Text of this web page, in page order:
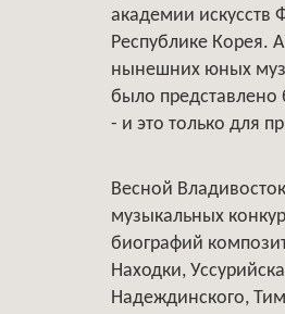
академии
Республике Корея.
нынешних юных
было представлено
- и это только для
Весной
музыкальных
биографий
Находки,
Надеждинского,